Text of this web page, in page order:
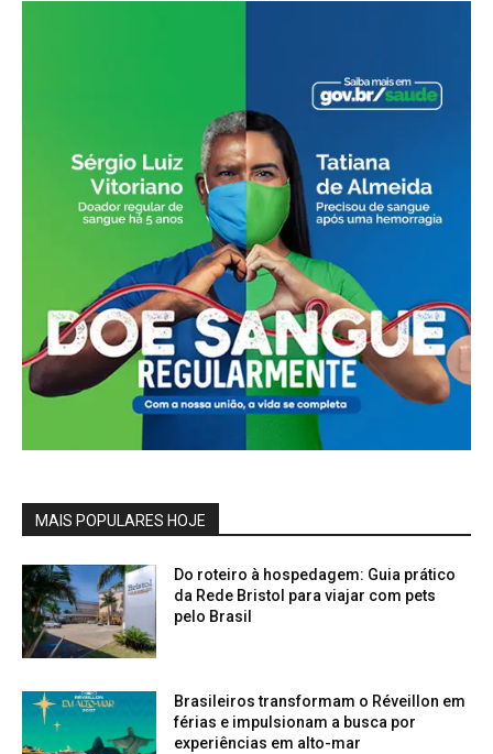
MAIS POPULARES HOJE
Do roteiro à hospedagem: Guia prático
da Rede Bristol para viajar com pets
pelo Brasil
Brasileiros transformam o Réveillon em
férias e impulsionam a busca por
experiências em alto-mar